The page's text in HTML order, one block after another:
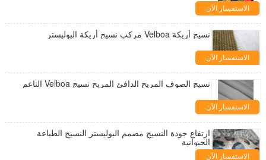
الاستفسار الآن
نسيج أريكة Velboa مركب نسيج أريكة البوليستر
الاستفسار الآن
نسيج الصوف المريح الدافئ المريح نسيج Velboa الناعم
الاستفسار الآن
ارتفاع جودة النسيج مصمم البوليستر النسيج الطباعة
الحيوانية
الاستفسار الآن